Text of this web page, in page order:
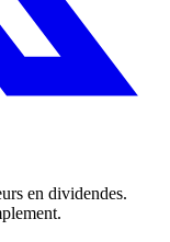
en dividendes.